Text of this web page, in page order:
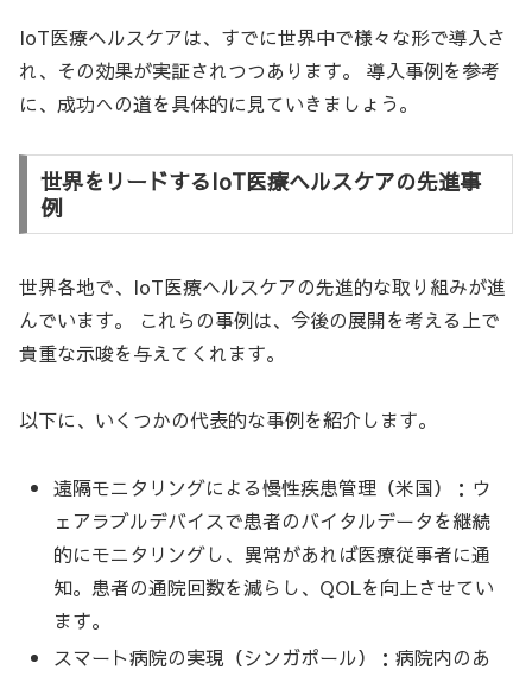
IoT医療ヘルスケアは、すでに世界中で様々な形で導入さ
れ、その効果が実証されつつあります。 導入事例を参考
に、成功への道を具体的に見ていきましょう。
世界をリードするIoT医療ヘルスケアの先進事
例
世界各地で、IoT医療ヘルスケアの先進的な取り組みが進
んでいます。 これらの事例は、今後の展開を考える上で
貴重な示唆を与えてくれます。
以下に、いくつかの代表的な事例を紹介します。
遠隔モニタリングによる慢性疾患管理（米国）：ウ
ェアラブルデバイスで患者のバイタルデータを継続
的にモニタリングし、異常があれば医療従事者に通
知。患者の通院回数を減らし、QOLを向上させてい
ます。
スマート病院の実現（シンガポール）：病院内のあ